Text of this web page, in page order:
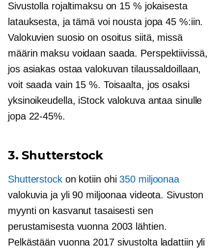
Sivustolla rojaltimaksu on 15 % jokaisesta
latauksesta, ja tämä voi nousta jopa 45 %:iin.
Valokuvien suosio on osoitus siitä, missä
määrin maksu voidaan saada. Perspektiivissä,
jos asiakas ostaa valokuvan tilaussaldoillaan,
voit saada vain 15 %. Toisaalta, jos osaksi
yksinoikeudella, iStock valokuva antaa sinulle
jopa 22-45%.
3. Shutterstock
Shutterstockon kotiin ohi350 miljoonaa
valokuvia ja yli 90 miljoonaa videota. Sivuston
myynti on kasvanut tasaisesti sen
perustamisesta vuonna 2003 lähtien.
Pelkästään vuonna 2017 sivustolta ladattiin yli